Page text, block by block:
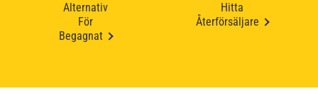
Alternativ
För
Begagnat
Hitta
Återförsäljare